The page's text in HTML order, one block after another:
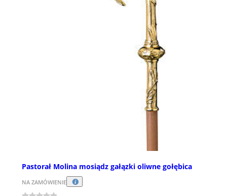
Pastorał Molina mosiądz gałązki oliwne gołębica
NA ZAMÓWIENIE